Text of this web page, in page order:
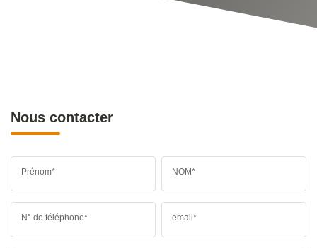
Nous contacter
Prénom* NOM*
N° de téléphone* email*